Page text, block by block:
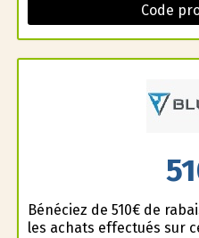
Code
Bénéficiez de 510€ de
les achats effectués sur